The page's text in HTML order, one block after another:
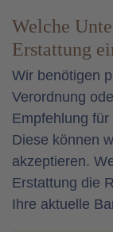
Welche
Erstattung
Wir benötigen
Verordnung
Empfehlung
Diese können
akzeptieren.
Erstattung die
Ihre aktuelle